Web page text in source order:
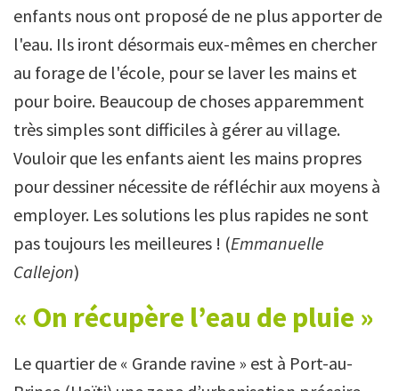
enfants nous ont proposé de ne plus apporter de
l'eau. Ils iront désormais eux-mêmes en chercher
au forage de l'école, pour se laver les mains et
pour boire. Beaucoup de choses apparemment
très simples sont difficiles à gérer au village.
Vouloir que les enfants aient les mains propres
pour dessiner nécessite de réfléchir aux moyens à
employer. Les solutions les plus rapides ne sont
pas toujours les meilleures ! (Emmanuelle
Callejon)
« On récupère l’eau de pluie »
Le quartier de « Grande ravine » est à Port-au-